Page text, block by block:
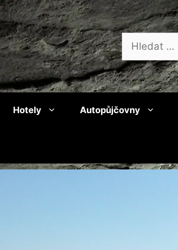
Hledat:
Hotely Autopůjčovny